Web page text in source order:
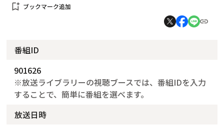
bookmark_add ブックマーク追加
番組ID
901626
※放送ライブラリーの視聴ブースでは、番組IDを入力
することで、簡単に番組を選べます。
放送日時